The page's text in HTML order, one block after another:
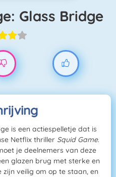
Glass Bridge
is een actiespelletje dat is
Netflix thriller Squid Game.
je deelnemers van deze
glazen brug met sterke en
zijn veilig om op te staan, en